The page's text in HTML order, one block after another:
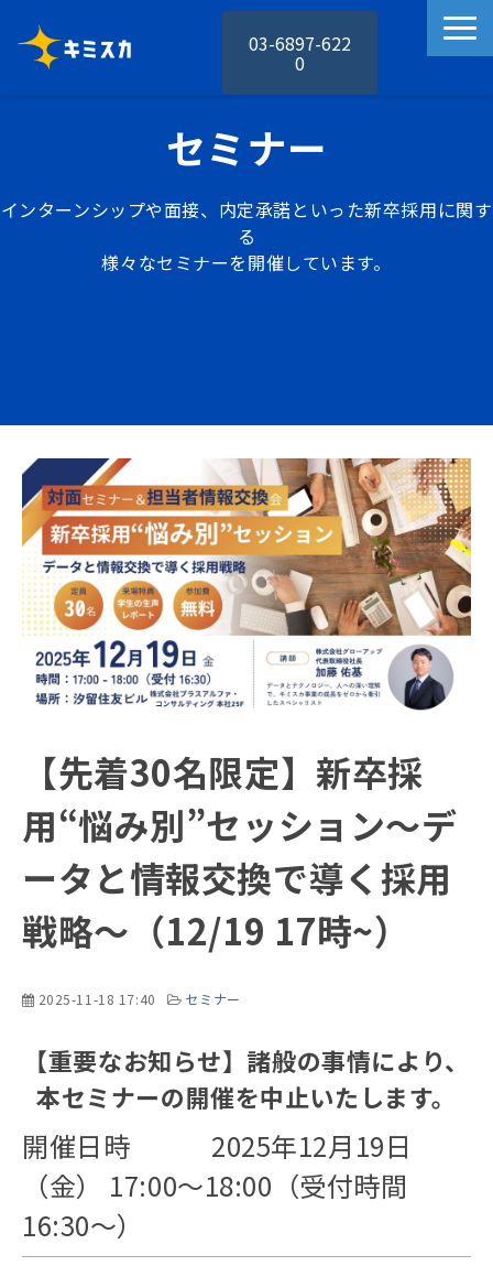
03-6897-622
0
キミスカの機能
料金プラン
お役立ち資料
セミナー
インターンシップや面接、内定承諾といった新卒採用に関す
る
様々なセミナーを開催しています。
【先着30名限定】新卒採
用“悩み別”セッション～デ
ータと情報交換で導く採用
戦略～（12/19 17時~）
2025-11-18 17:40 セミナー
【重要なお知らせ】諸般の事情により、
本セミナーの開催を中止いたします。
開催日時 2025年12月19日
（金） 17:00～18:00（受付時間
16:30～）